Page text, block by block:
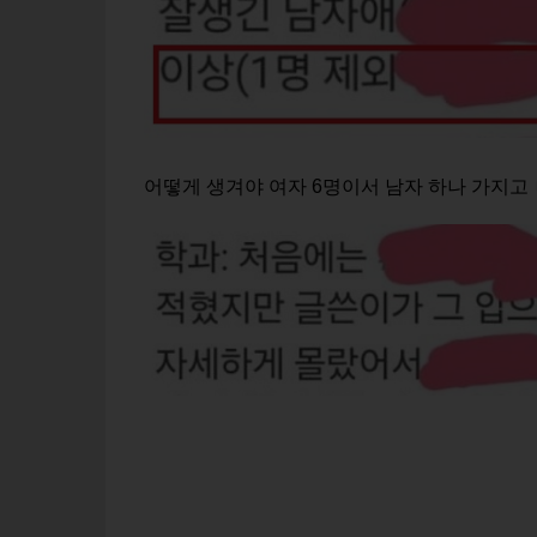
어떻게 생겨야 여자 6명이서 남자 하나 가지고